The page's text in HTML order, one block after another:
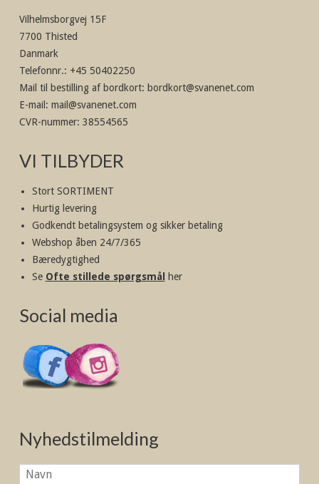
Vilhelmsborgvej 15F
7700 Thisted
Danmark
Telefonnr.: +45 50402250
Mail til bestilling af bordkort: bordkort@svanenet.com
E-mail : mail@svanenet.com
CVR-nummer: 38554565
VI TILBYDER
Stort SORTIMENT
Hurtig levering
Godkendt betalingsystem og sikker betaling
Webshop åben 24/7/365
Bæredygtighed
Se Ofte stillede spørgsmål her
Social media
Nyhedstilmelding